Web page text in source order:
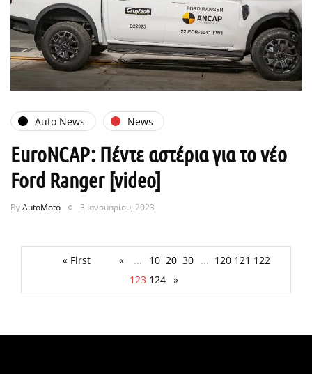
Auto News News
EuroNCAP: Πέντε αστέρια για το νέο
Ford Ranger [video]
ByAutoMoto 3 Ιανουαρίου, 2023
« First « ... 10 20 30 ... 120 121 122
123 124 »